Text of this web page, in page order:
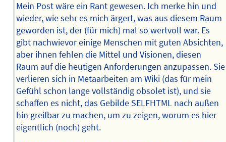
Mein Post wäre ein Rant gewesen. Ich merke hin und
wieder, wie sehr es mich ärgert, was aus diesem Raum
geworden ist, der (für mich) mal so wertvoll war. Es
gibt nachwievor einige Menschen mit guten Absichten,
aber ihnen fehlen die Mittel und Visionen, diesen
Raum auf die heutigen Anforderungen anzupassen. Sie
verlieren sich in Metaarbeiten am Wiki (das für mein
Gefühl schon lange vollständig obsolet ist), und sie
schaffen es nicht, das Gebilde SELFHTML nach außen
hin greifbar zu machen, um zu zeigen, worum es hier
eigentlich (noch) geht.